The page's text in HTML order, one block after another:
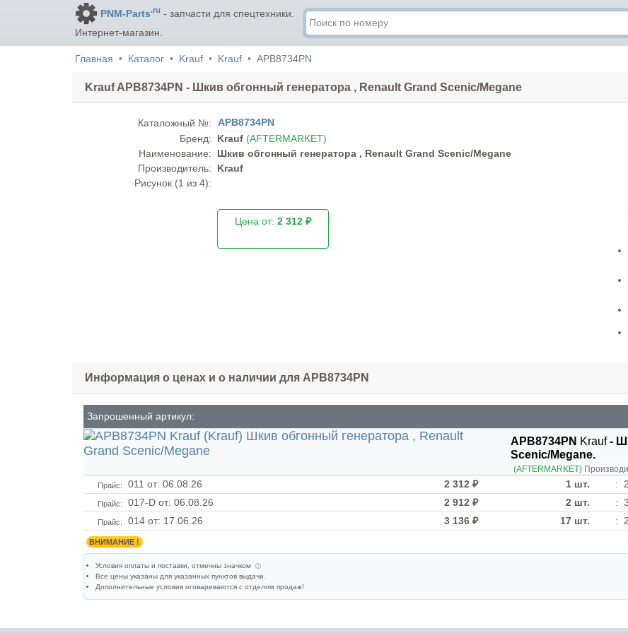
PNM-Parts.ru - запчасти для спецтехники.
Интернет-магазин.
Главная Каталог Krauf Krauf APB8734PN
Krauf APB8734PN - Шкив обгонный генератора , Renault Grand Scеnic/Megane
Каталожный №:
APB8734PN
Бренд:
Krauf (AFTERMARKET)
Наименование:
Шкив обгонный генератора , Renault Grand Scеnic/Megane
Производитель:
Krauf
Рисунок (1 из 4):
Цена от: 2 312 ₽
Информация о ценах и о наличии для APB8734PN
Запрошенный артикул:
APB8734PN Krauf-
Scеnic/Megane.
(AFTERMARKET)
Прайс: 011 от: 06.08.26 2 312 ₽ 1 шт. :
Прайс: 017-D от: 06.08.26 2 912 ₽ 2 шт. :
Прайс: 014 от: 17.06.26 3 136 ₽ 17 шт. :
ВНИМАНИЕ !
Условия оплаты и поставки, отмечны значком ⓘ
Все цены указаны для указанных пунктов выдачи.
Дополнительные условия оговариваются с отделом продаж!